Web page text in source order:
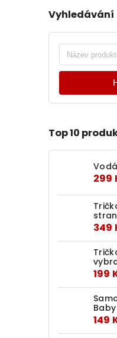
Vyhledávání
Top 10
299
349
199
149